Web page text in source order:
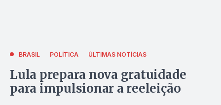
BRASIL POLÍTICA ÚLTIMAS NOTÍCIAS
Lula prepara nova gratuidade
para impulsionar a reeleição